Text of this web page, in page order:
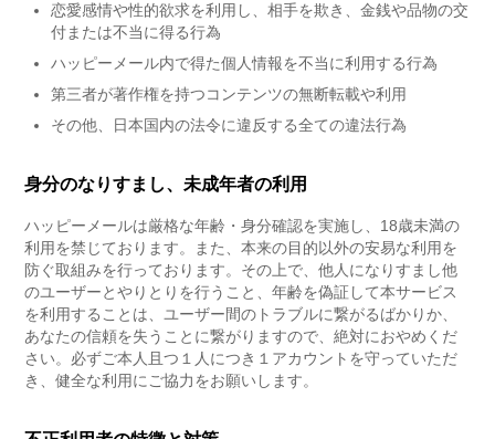
恋愛感情や性的欲求を利用し、相手を欺き、金銭や品物の交
付または不当に得る行為
ハッピーメール内で得た個人情報を不当に利用する行為
第三者が著作権を持つコンテンツの無断転載や利用
その他、日本国内の法令に違反する全ての違法行為
身分のなりすまし、未成年者の利用
ハッピーメールは厳格な年齢・身分確認を実施し、18歳未満の
利用を禁じております。また、本来の目的以外の安易な利用を
防ぐ取組みを行っております。その上で、他人になりすまし他
のユーザーとやりとりを行うこと、年齢を偽証して本サービス
を利用することは、ユーザー間のトラブルに繋がるばかりか、
あなたの信頼を失うことに繋がりますので、絶対におやめくだ
さい。必ずご本人且つ１人につき１アカウントを守っていただ
き、健全な利用にご協力をお願いします。